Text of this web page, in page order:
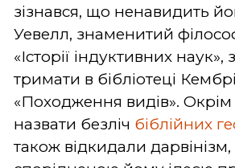
зізнався, що ненавидить
Уевелл, знаменитий
«Історії індуктивних
тримати в бібліотеці
«Походження видів».
назвати безліч біблійних
також відкидали дарвінізм,